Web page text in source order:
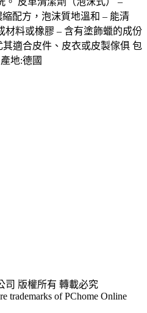
配方，泡沫質地溫和 – 能清
材料或橡膠 – 含有塗飾蠟的成份
適合皮件、皮衣或皮製傢俱 包
地:德國
司 版權所有 轉載必究
trademarks of PChome Online